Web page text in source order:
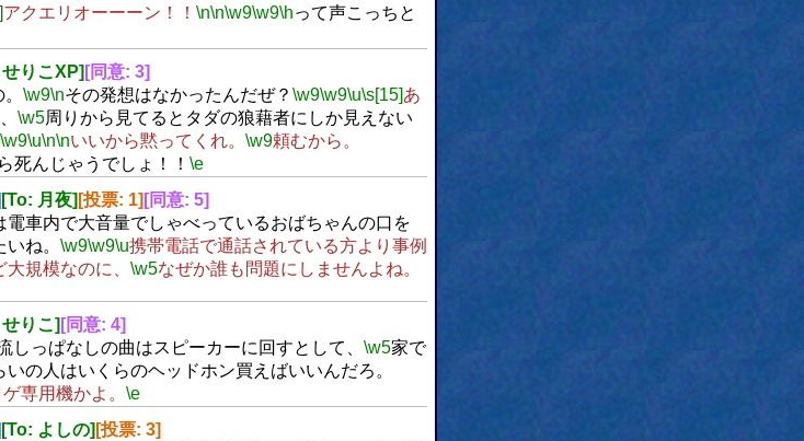
アクエリオーーーン！！ \n\n\w9\w9\hって声こっちと
りこXP] [同意: 3]
\w9\nその発想はなかったんだぜ？ \w9\w9\u\s[15]あ
\w5周りから見てるとタダの狼藉者にしか見えない
\w9\u\n\nいいから黙ってくれ。 \w9頼むから。
死んじゃうでしょ！！ \e
[To: 月夜] [投票: 1] [同意: 5]
電車内で大音量でしゃべっているおばちゃんの口を
ね。 \w9\w9\u携帯電話で通話されている方より事例
規模なのに、 \w5なぜか誰も問題にしませんよね。
りこ] [同意: 4]
しっぱなしの曲はスピーカーに回すとして、 \w5家で
の人はいくらのヘッドホン買えばいいんだろ。
専用機かよ。 \e
[To: よしの] [投票: 3]